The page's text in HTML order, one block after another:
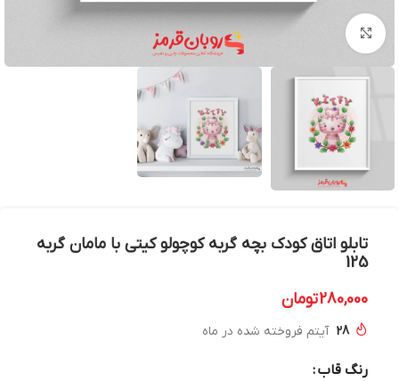
بزرگنمایی تصویر
تابلو اتاق کودک بچه گربه کوچولو کیتی با مامان گربه
125
280,000تومان
28 آیتم فروخته شده در ماه
رنگ قاب